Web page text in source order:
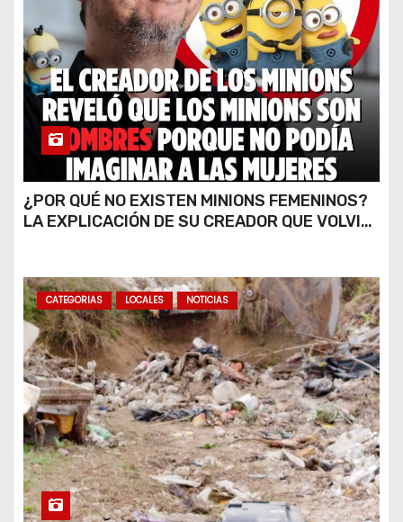
¿POR QUÉ NO EXISTEN MINIONS FEMENINOS?
LA EXPLICACIÓN DE SU CREADOR QUE VOLVIÓ
CATEGORIAS LOCALES NOTICIAS